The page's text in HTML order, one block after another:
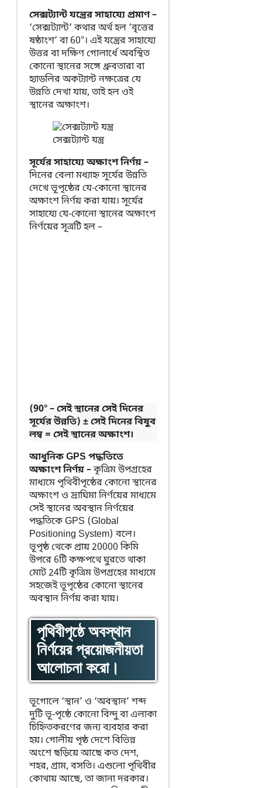
সেক্সট্যান্ট যন্ত্রের সাহায্যে প্রমাণ –
‘সেক্সট্যান্ট’ কথার অর্থ হল ‘বৃত্তের
ষষ্ঠাংশ’ বা 60°। এই যন্ত্রের সাহায্যে
উত্তর বা দক্ষিণ গোলার্ধে অবস্থিত
কোনো স্থানের সঙ্গে ধ্রুবতারা বা
হ্যাডলির অকট্যান্ট নক্ষত্রের যে
উন্নতি দেখা যায়, তাই হল ওই
স্থানের অক্ষাংশ।
সেক্সট্যান্ট যন্ত্র
সূর্যের সাহায্যে অক্ষাংশ নির্ণয় –
দিনের বেলা মধ্যাহ্ন সূর্যের উন্নতি
দেখে ভূপৃষ্ঠের যে-কোনো স্থানের
অক্ষাংশ নির্ণয় করা যায়। সূর্যের
সাহায্যে যে-কোনো স্থানের অক্ষাংশ
নির্ণয়ের সূত্রটি হল –
(90° – সেই স্থানের সেই দিনের
সূর্যের উন্নতি) ± সেই দিনের বিষুব
লম্ব = সেই স্থানের অক্ষাংশ।
আধুনিক GPS পদ্ধতিতে
অক্ষাংশ নির্ণয় –কৃত্রিম উপগ্রহের
মাধ্যমে পৃথিবীপৃষ্ঠের কোনো স্থানের
অক্ষাংশ ও দ্রাঘিমা নির্ণয়ের মাধ্যমে
সেই স্থানের অবস্থান নির্ণয়ের
পদ্ধতিকে GPS (Global
Positioning System) বলে।
ভূপৃষ্ঠ থেকে প্রায় 20000 কিমি
উপরে 6টি কক্ষপথে ঘুরতে থাকা
মোট 24টি কৃত্রিম উপগ্রহের মাধ্যমে
সহজেই ভূপৃষ্ঠের কোনো স্থানের
অবস্থান নির্ণয় করা যায়।
পৃথিবীপৃষ্ঠে অবস্থান
নির্ণয়ের প্রয়োজনীয়তা
আলোচনা করো।
ভূগোলে ‘স্থান’ ও ‘অবস্থান’ শব্দ
দুটি ভূ-পৃষ্ঠে কোনো বিন্দু বা এলাকা
চিহ্নিতকরণের জন্য ব্যবহার করা
হয়। গোলীয় পৃষ্ঠ দেশে বিভিন্ন
অংশে ছড়িয়ে আছে কত দেশ,
শহর, গ্রাম, বসতি। এগুলো পৃথিবীর
কোথায় আছে, তা জানা দরকার।